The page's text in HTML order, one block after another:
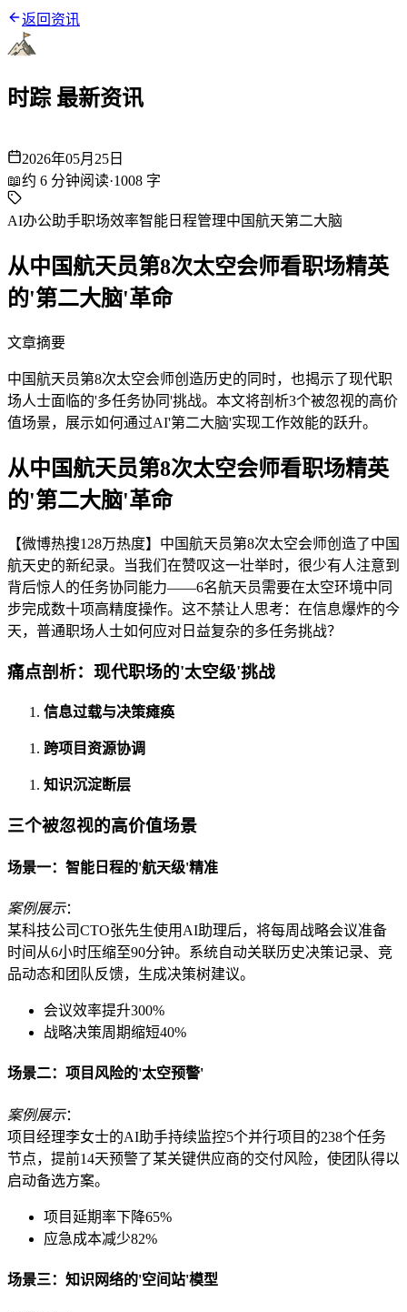
返回资讯
时踪 最新资讯
2026年05月25日
📖约 6 分钟阅读·1008 字
AI办公助手职场效率智能日程管理中国航天第二大脑
从中国航天员第8次太空会师看职场精英
的'第二大脑'革命
文章摘要
中国航天员第8次太空会师创造历史的同时，也揭示了现代职
场人士面临的'多任务协同'挑战。本文将剖析3个被忽视的高价
值场景，展示如何通过AI'第二大脑'实现工作效能的跃升。
从中国航天员第8次太空会师看职场精英
的'第二大脑'革命
【微博热搜128万热度】中国航天员第8次太空会师创造了中国
航天史的新纪录。当我们在赞叹这一壮举时，很少有人注意到
背后惊人的任务协同能力——6名航天员需要在太空环境中同
步完成数十项高精度操作。这不禁让人思考：在信息爆炸的今
天，普通职场人士如何应对日益复杂的多任务挑战？
痛点剖析：现代职场的'太空级'挑战
信息过载与决策瘫痪
跨项目资源协调
知识沉淀断层
三个被忽视的高价值场景
场景一：智能日程的'航天级'精准
案例展示：
某科技公司CTO张先生使用AI助理后，将每周战略会议准备
时间从6小时压缩至90分钟。系统自动关联历史决策记录、竞
品动态和团队反馈，生成决策树建议。
会议效率提升300%
战略决策周期缩短40%
场景二：项目风险的'太空预警'
案例展示：
项目经理李女士的AI助手持续监控5个并行项目的238个任务
节点，提前14天预警了某关键供应商的交付风险，使团队得以
启动备选方案。
项目延期率下降65%
应急成本减少82%
场景三：知识网络的'空间站'模型